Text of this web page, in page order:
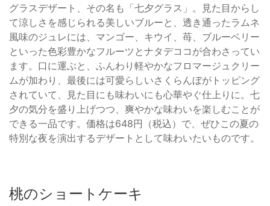
グラスデザート、その名も「七夕グラス」。見た目からし
て涼しさを感じられる美しいブルーと、透き通ったラムネ
風味のジュレには、マンゴー、キウイ、苺、ブルーベリー
といった色彩豊かなフルーツとナタデココが合わさってい
ます。口に運ぶと、ふんわり軽やかなフロマージュクリー
ムが加わり、最後には可愛らしいさくらんぼがトッピング
されていて、見た目にも味わいにも心華やぐ仕上りに。七
夕の気分を盛り上げつつ、爽やかな味わいを楽しむことが
できる一品です。価格は648円（税込）で、ぜひこの夏の
特別な夜を演出するデザートとして味わいたいものです。
桃のショートケーキ